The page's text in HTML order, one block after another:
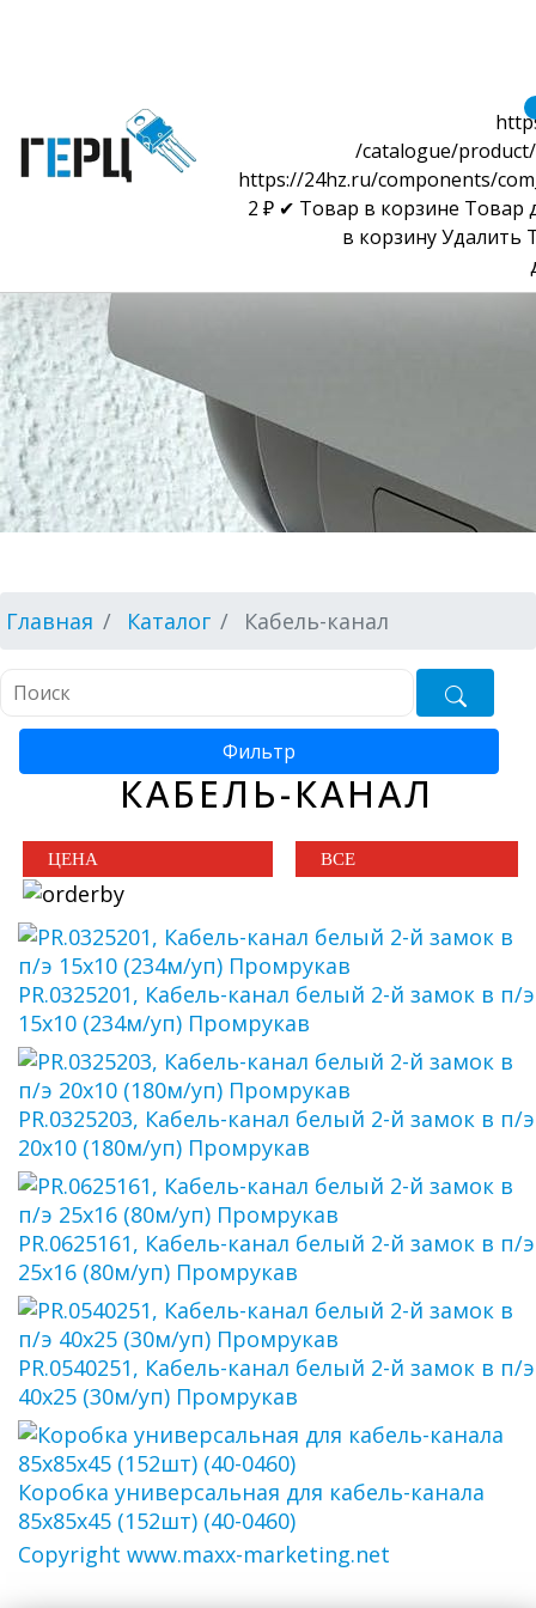
/catalogue/
https://24hz.ru/components/
2 ₽ ✔ Товар в корзине Товар
в корзинуУдалить
Главная Каталог Кабель-канал
Фильтр
КАБЕЛЬ-КАНАЛ
PR.0325201, Кабель-канал белый 2-й замок в п/э
15х10 (234м/уп) Промрукав
PR.0325203, Кабель-канал белый 2-й замок в п/э
20х10 (180м/уп) Промрукав
PR.0625161, Кабель-канал белый 2-й замок в п/э
25х16 (80м/уп) Промрукав
PR.0540251, Кабель-канал белый 2-й замок в п/э
40х25 (30м/уп) Промрукав
Коробка универсальная для кабель-канала
85х85х45 (152шт) (40-0460)
Copyright www.maxx-marketing.net